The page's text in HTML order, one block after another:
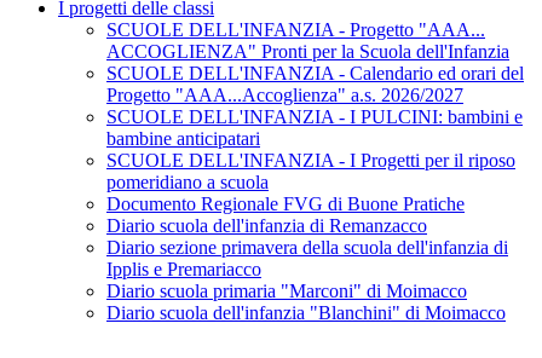
I progetti delle classi
SCUOLE DELL'INFANZIA - Progetto "AAA...
ACCOGLIENZA" Pronti per la Scuola dell'Infanzia
SCUOLE DELL'INFANZIA - Calendario ed orari del
Progetto "AAA...Accoglienza" a.s. 2026/2027
SCUOLE DELL'INFANZIA - I PULCINI: bambini e
bambine anticipatari
SCUOLE DELL'INFANZIA - I Progetti per il riposo
pomeridiano a scuola
Documento Regionale FVG di Buone Pratiche
Diario scuola dell'infanzia di Remanzacco
Diario sezione primavera della scuola dell'infanzia di
Ipplis e Premariacco
Diario scuola primaria "Marconi" di Moimacco
Diario scuola dell'infanzia "Blanchini" di Moimacco